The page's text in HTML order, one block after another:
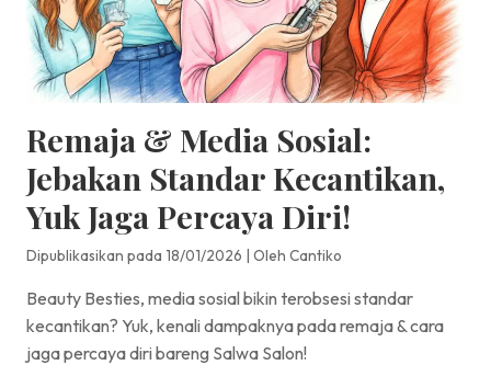
Remaja & Media Sosial:
Jebakan Standar Kecantikan,
Yuk Jaga Percaya Diri!
Dipublikasikan pada 18/01/2026 | Oleh Cantiko
Beauty Besties, media sosial bikin terobsesi standar
kecantikan? Yuk, kenali dampaknya pada remaja & cara
jaga percaya diri bareng Salwa Salon!